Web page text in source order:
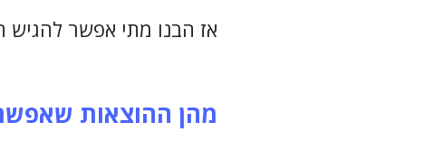
אז הבנו מתי אפשר להגיש
מהן ההוצאות